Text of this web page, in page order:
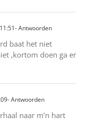
- Antwoorden
baat het niet
,kortom doen ga er
- Antwoorden
naar m’n hart